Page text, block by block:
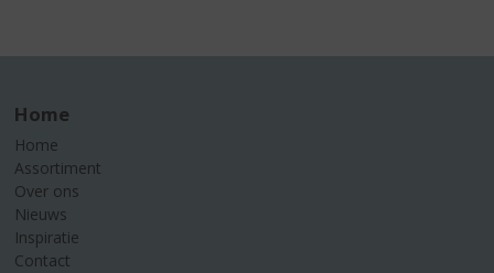
Home
Home
Assortiment
Over ons
Nieuws
Inspiratie
Contact